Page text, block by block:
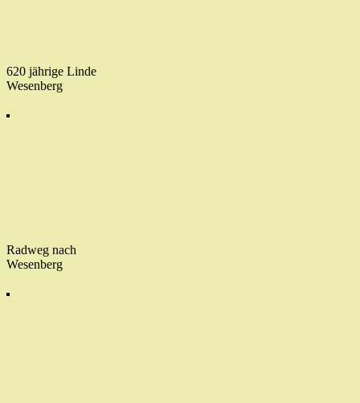
620 jährige Linde
Wesenberg
Radweg nach
Wesenberg